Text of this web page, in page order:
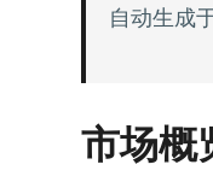
自动生成
市场概